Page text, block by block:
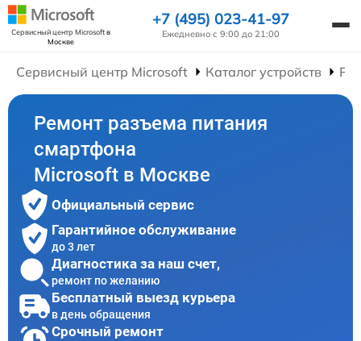
Сервисный центр Microsoftв
Москве
+7 (495) 023-41-97
Ежедневно с 9:00 до 21:00
Сервисный центр Microsoft Каталог устройств
Ремонт разъема питания
смартфона
Microsoft в Москве
Официальный сервис
Гарантийное обслуживание
до 3 лет
Диагностика за наш счет,
ремонт по желанию
Бесплатный выезд курьера
в день обращения
Срочный ремонт